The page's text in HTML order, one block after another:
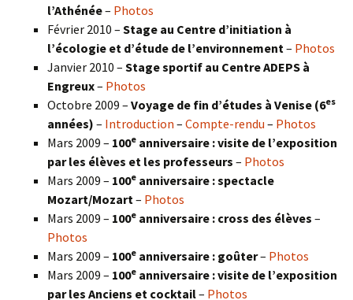
l’Athénée– Photos
Février 2010 – Stage au Centre d’initiation à
l’écologie et d’étude de l’environnement – Photos
Janvier 2010 – Stage sportif au Centre ADEPS à
Engreux– Photos
Octobre 2009 – Voyage de fin d’études à Venise (6es
années) – Introduction – Compte-rendu – Photos
Mars 2009 – 100e anniversaire : visite de l’exposition
par les élèves et les professeurs – Photos
Mars 2009 – 100e anniversaire : spectacle
Mozart/Mozart – Photos
Mars 2009 – 100e anniversaire : cross des élèves –
Photos
Mars 2009 – 100e anniversaire : goûter– Photos
Mars 2009 – 100e anniversaire : visite de l’exposition
par les Anciens et cocktail– Photos